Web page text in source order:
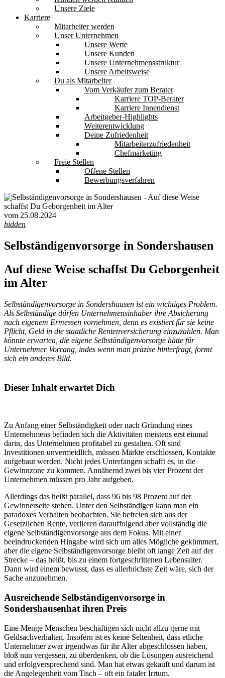
Unsere Ziele
Karriere
Mitarbeiter werden
Unser Unternehmen
Unsere Werte
Unsere Kunden
Unsere Unternehmensstruktur
Unsere Arbeitsweise
Du als Mitarbeiter
Vom Verkäufer zum Berater
Karriere TOP-Berater
Karriere Innendienst
Arbeitgeber-Highlights
Weiterentwicklung
Deine Zufriedenheit
Mitarbeiterzufriedenheit
Chefmarketing
Freie Stellen
Offene Stellen
Bewerbungsverfahren
vom 25.08.2024 |
hidden
Selbständigenvorsorge in Sondershausen
Auf diese Weise schaffst Du Geborgenheit
im Alter
Selbständigenvorsorge in Sondershausen ist ein wichtiges Problem.
Als Selbständige dürfen Unternehmensinhaber ihre Absicherung
nach eigenem Ermessen vornehmen, denn es existiert für sie keine
Pflicht, Geld in die staatliche Rentenversicherung einzuzahlen. Man
könnte erwarten, die eigene Selbständigenvorsorge hätte für
Unternehmer Vorrang, indes wenn man präzise hinterfragt, formt
sich ein anderes Bild.
Dieser Inhalt erwartet Dich
Zu Anfang einer Selbständigkeit oder nach Gründung eines
Unternehmens befinden sich die Aktivitäten meistens erst einmal
darin, das Unternehmen profitabel zu gestalten. Oft sind
Investitionen unvermeidlich, müssen Märkte erschlossen, Kontakte
aufgebaut werden. Nicht jedes Unterfangen schafft es, in die
Gewinnzone zu kommen. Annähernd zwei bis vier Prozent der
Unternehmen müssen pro Jahr aufgeben.
Allerdings das heißt parallel, dass 96 bis 98 Prozent auf der
Gewinnerseite stehen. Unter den Selbständigen kann man ein
paradoxes Verhalten beobachten. Sie befreien sich aus der
Gesetzlichen Rente, verlieren darauffolgend aber vollständig die
eigene Selbständigenvorsorge aus dem Fokus. Mit einer
beeindruckenden Hingabe wird sich um alles Mögliche gekümmert,
aber die eigene Selbständigenvorsorge bleibt oft lange Zeit auf der
Strecke – das heißt, bis zu einem fortgeschrittenen Lebensalter.
Dann wird einem bewusst, dass es allerhöchste Zeit wäre, sich der
Sache anzunehmen.
Ausreichende Selbständigenvorsorge in
Sondershausenhat ihren Preis
Eine Menge Menschen beschäftigen sich nicht allzu gerne mit
Geldsachverhalten. Insofern ist es keine Seltenheit, dass etliche
Unternehmer zwar irgendwas für ihr Alter abgeschlossen haben,
bloß nun vergessen, zu überdenken, ob die Lösungen ausreichend
und erfolgversprechend sind. Man hat etwas gekauft und darum ist
die Angelegenheit vom Tisch – oft ein fataler Irrtum.